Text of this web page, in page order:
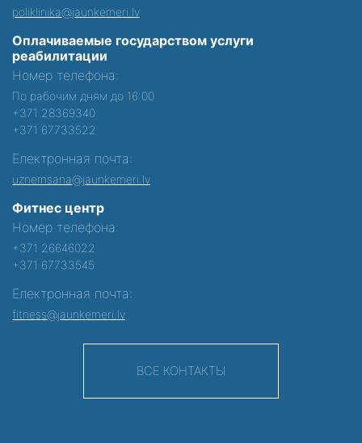
poliklinika@jaunkemeri.lv
Оплачиваемые государством услуги
реабилитации
Номер телефона:
По рабочим дням до 16:00
+371 28369340
+371 67733522
Електронная почта:
uznemsana@jaunkemeri.lv
Фитнес центр
Номер телефона:
+371 26646022
+371 67733545
Електронная почта:
fitness@jaunkemeri.lv
ВСЕ КОНТАКТЫ